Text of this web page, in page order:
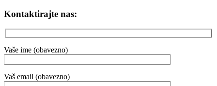
Kontaktirajte nas:
Vaše ime (obavezno)
Vaš email (obavezno)